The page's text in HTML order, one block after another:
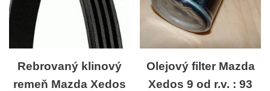
Rebrovaný klinový
remeň Mazda Xedos
Olejový filter Mazda
Xedos 9 od r.v. : 93